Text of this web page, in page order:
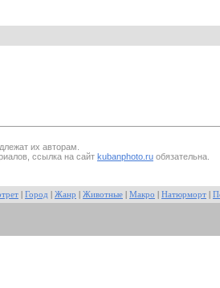
их авторам.
ссылка на сайт kubanphoto.ru обязательна.
Город Жанр Животные Макро Натюрморт